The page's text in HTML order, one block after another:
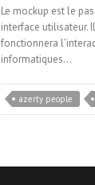
Le mockup est le
interface utilisateur.
fonctionnera
informatiques…
azerty people